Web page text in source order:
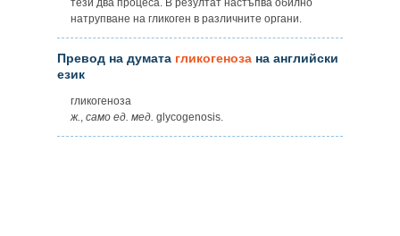
тези два процеса. В резултат настъпва обилно
натрупване на гликоген в различните органи.
Превод на думата гликогеноза на английски
език
гликогеноза
ж. само ед. мед. glycogenosis.